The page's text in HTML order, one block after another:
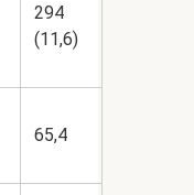
294
(11,6)
65,4